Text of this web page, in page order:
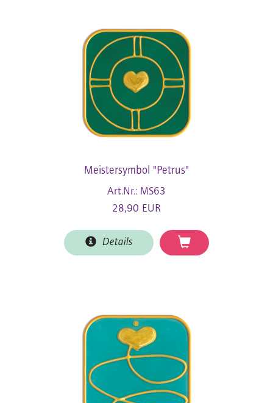
Meistersymbol "Petrus"
Art.Nr.: MS63
28,90 EUR
Details